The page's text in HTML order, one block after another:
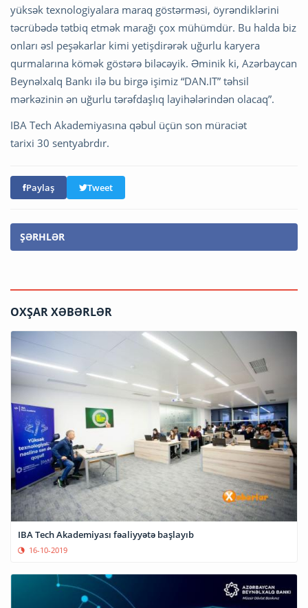
yüksək texnologiyalara maraq göstərməsi, öyrəndiklərini
təcrübədə tətbiq etmək marağı çox mühümdür. Bu halda biz
onları əsl peşəkarlar kimi yetişdirərək uğurlu karyera
qurmalarına kömək göstərə biləcəyik. Əminik ki, Azərbaycan
Beynəlxalq Bankı ilə bu birgə işimiz “DAN.IT” təhsil
mərkəzinin ən uğurlu tərəfdaşlıq layihələrindən olacaq”.
IBA Tech Akademiyasına qəbul üçün son müraciət
tarixi 30 sentyabrdır.
Paylaş Tweet
ŞƏRHLƏR
OXŞAR XƏBƏRLƏR
IBA Tech Akademiyası fəaliyyətə başlayıb
16-10-2019